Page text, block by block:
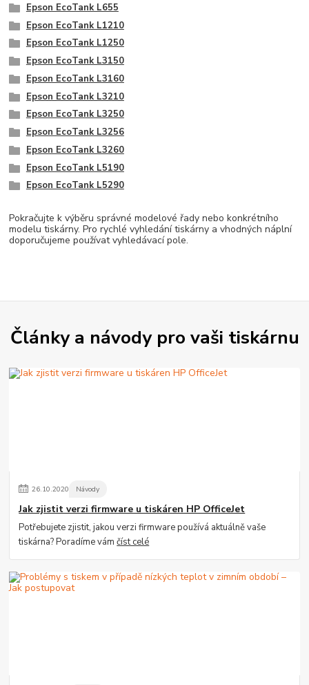
Epson EcoTank L655
Epson EcoTank L1210
Epson EcoTank L1250
Epson EcoTank L3150
Epson EcoTank L3160
Epson EcoTank L3210
Epson EcoTank L3250
Epson EcoTank L3256
Epson EcoTank L3260
Epson EcoTank L5190
Epson EcoTank L5290
Pokračujte k výběru správné modelové řady nebo konkrétního
modelu tiskárny. Pro rychlé vyhledání tiskárny a vhodných náplní
doporučujeme používat vyhledávací pole.
Články a návody pro vaši tiskárnu
26.10.2020 Návody
Jak zjistit verzi firmware u tiskáren HP OfficeJet
Potřebujete zjistit, jakou verzi firmware používá aktuálně vaše
tiskárna? Poradíme vámčíst celé